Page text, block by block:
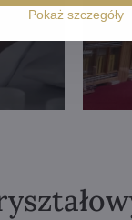
Pokaż szczegóły